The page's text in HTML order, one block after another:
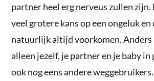
partner heel erg nerveus zullen zijn.
veel grotere kans op een ongeluk
natuurlijk altijd voorkomen. Anders
alleen jezelf, je partner en je baby in
ook nog eens andere